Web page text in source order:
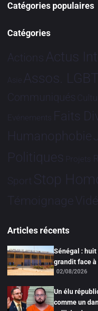
Catégories populaires
Catégories
Actions Actus
Asie Assos. LGBT
Communiqués
Evénements Faits
Humanophobie
Politiques Projets
Sport Stop
Témoignage
Articles récents
Sénégal :
grandit face à
02/08/2026
Un élu
comme un